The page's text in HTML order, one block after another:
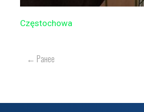
Częstochowa
← Ранее